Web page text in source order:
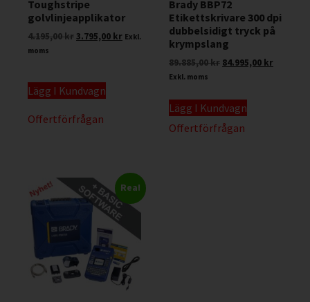
Toughstripe
golvlinjeapplikator
4.195,00kr3.795,00 kr Exkl.
moms
Lägg I Kundvagn
Offertförfrågan
Brady BBP72
Etikettskrivare 300 dpi
dubbelsidigt tryck på
krympslang
89.885,00kr 84.995,00 kr
Exkl. moms
Lägg I Kundvagn
Offertförfrågan
Rea!